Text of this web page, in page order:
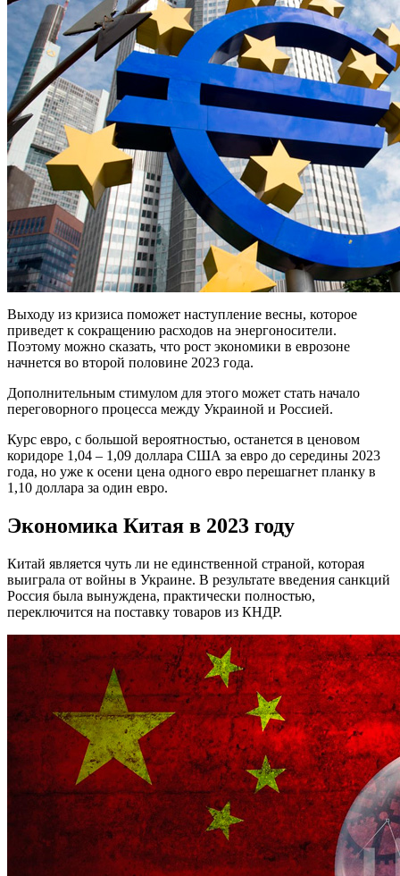
Выходу из кризиса поможет наступление весны, которое
приведет к сокращению расходов на энергоносители.
Поэтому можно сказать, что рост экономики в еврозоне
начнется во второй половине 2023 года.
Дополнительным стимулом для этого может стать начало
переговорного процесса между Украиной и Россией.
Курс евро, с большой вероятностью, останется в ценовом
коридоре 1,04 – 1,09 доллара США за евро до середины 2023
года, но уже к осени цена одного евро перешагнет планку в
1,10 доллара за один евро.
Экономика Китая в 2023 году
Китай является чуть ли не единственной страной, которая
выиграла от войны в Украине. В результате введения санкций
Россия была вынуждена, практически полностью,
переключится на поставку товаров из КНДР.